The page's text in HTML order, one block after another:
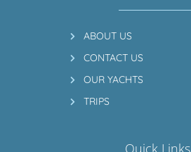
ABOUT US
CONTACT US
OUR YACHTS
TRIPS